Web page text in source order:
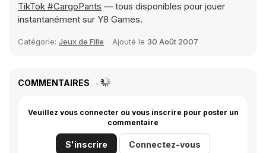
TikTok #CargoPants — tous disponibles pour jouer
instantanément sur Y8 Games.
Catégorie: Jeux de Fille Ajouté le 30 Août 2007
COMMENTAIRES
Veuillez vous connecter ou vous inscrire pour poster un
commentaire
S'inscrire Connectez-vous